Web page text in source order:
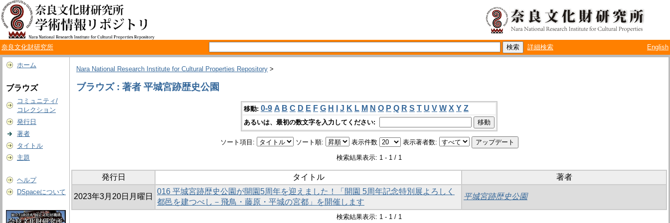
奈良文化財研究所 詳細検索 English
ホーム
ブラウズ
コミュニティ/
コレクション
発行日
著者
タイトル
主題
ヘルプ
DSpaceについて
Nara National Research Institute for Cultural Properties Repository >
ブラウズ : 著者 平城宮跡歴史公園
移動: 0-9 A B C D E F G H J K L M N O P Q R S T U V W X Y Z
あるいは、最初の数文字を入力してください:
ソート項目: ソート順: 表示件数 表示著者数:
検索結果表示: 1 - 1 / 1
発行日 タイトル 著者
2023年3月20日月曜日
016 平城宮跡歴史公園が開園5周年を迎えました！「開園 5周年記念特別展よろしく
都邑を建つべし－飛鳥・藤原・平城の宮都」を開催します
平城宮跡歴史公園
検索結果表示: 1 - 1 / 1